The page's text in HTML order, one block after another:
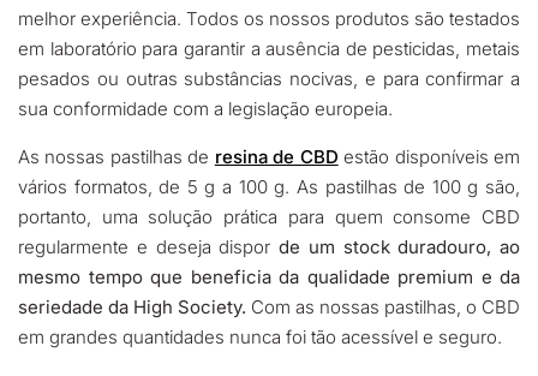
melhor experiência. Todos os nossos produtos são testados
em laboratório para garantir a ausência de pesticidas, metais
pesados ou outras substâncias nocivas, e para confirmar a
sua conformidade com a legislação europeia.
As nossas pastilhas de resina de CBD estão disponíveis em
vários formatos, de 5 g a 100 g. As pastilhas de 100 g são,
portanto, uma solução prática para quem consome CBD
regularmente e deseja dispor de um stock duradouro, ao
mesmo tempo que beneficia da qualidade premium e da
seriedade da High Society. Com as nossas pastilhas, o CBD
em grandes quantidades nunca foi tão acessível e seguro.